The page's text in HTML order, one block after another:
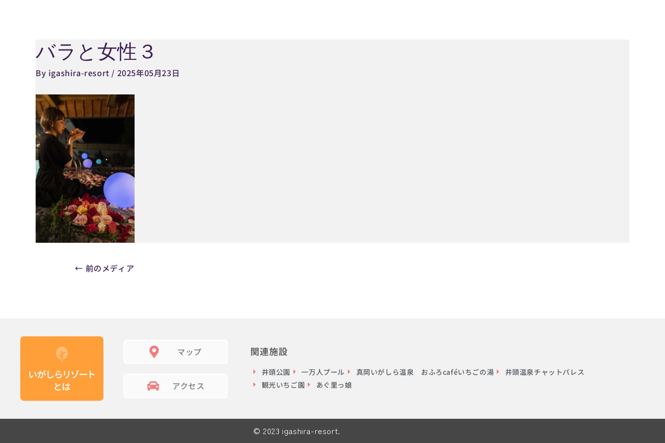
バラと女性３
By igashira-resort / 2025年05月23日
Post
navigation
← 前のメディア
マップ
アクセス
関連施設
井頭公園 一万人プール 真岡いがしら温泉 おふろcaféいちごの湯
井頭温泉チャットパレス
観光いちご園
あぐ里っ娘
© 2023 igashira-resort.